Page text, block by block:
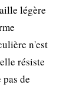
légère
n'est
résiste
de